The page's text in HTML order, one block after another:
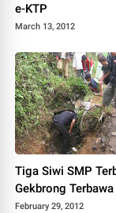
e-KTP
March 13, 2012
Tiga Siwi SMP
Gekbrong
February 29, 2012